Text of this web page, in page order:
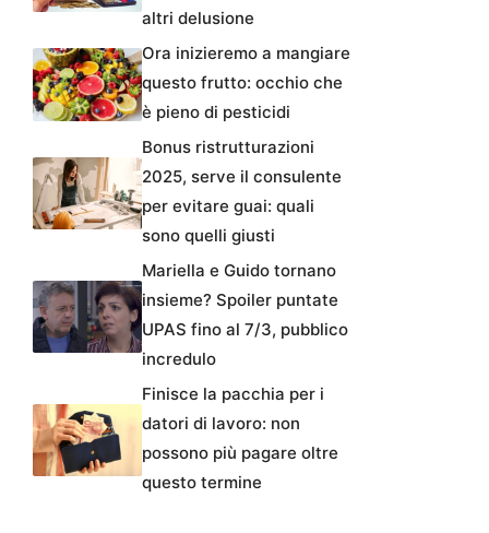
altri delusione
Ora inizieremo a mangiare
questo frutto: occhio che
è pieno di pesticidi
Bonus ristrutturazioni
2025, serve il consulente
per evitare guai: quali
sono quelli giusti
Mariella e Guido tornano
insieme? Spoiler puntate
UPAS fino al 7/3, pubblico
incredulo
Finisce la pacchia per i
datori di lavoro: non
possono più pagare oltre
questo termine